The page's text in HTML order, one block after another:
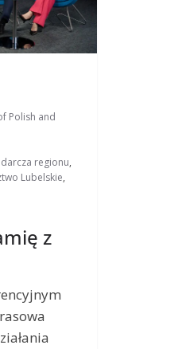
Polish and
regionu,
Lubelskie,
z